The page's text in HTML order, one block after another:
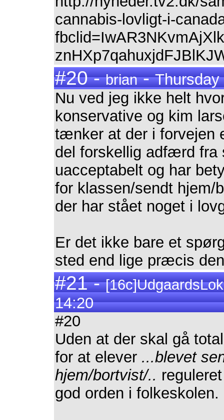
cannabis-lovligt-i-
#20 -brian-
Nu ved jeg ikke helt
konservative og kim
tænker at der i forvejen
del forskellig adfærd
uacceptabelt og har
for klassen/sendt
der har stået noget i
Er det ikke bare et
sted end lige præcis
#21 -
14:20
#20
Uden at der skal gå
for at elever ...blevet
hjem/bortvist/..
god orden i folkeskolen.